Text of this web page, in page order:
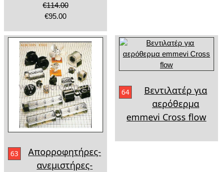
€114.00
€95.00
63
Απορροφητήρες-
ανεμιστήρες-
64
Βεντιλατέρ για
αερόθερμα
emmevi Cross flow